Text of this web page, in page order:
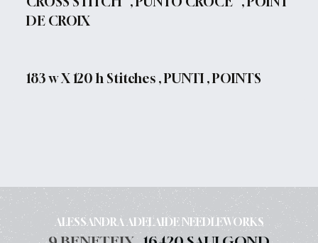
DE CROIX
183 w X 120 h Stitches , PUNTI , POINTS
ALESSANDRA ADELAIDE NEEDLEWORKS